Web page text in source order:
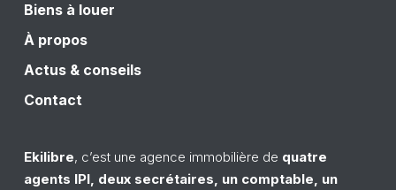
Biens à louer
À propos
Actus & conseils
Contact
Ekilibre, c’est une agence immobilière de quatre
agents IPI, deux secrétaires, un comptable, un